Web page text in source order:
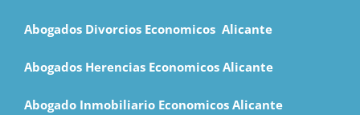
Abogados Divorcios Economicos Alicante
Abogados Herencias Economicos Alicante
Abogado Inmobiliario Economicos Alicante